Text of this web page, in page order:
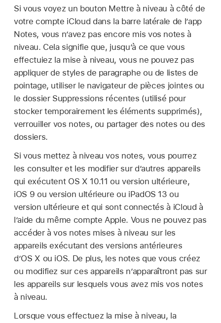
Si vous voyez un bouton Mettre à niveau à côté de
votre compte iCloud dans la barre latérale de l’app
Notes, vous n’avez pas encore mis vos notes à
niveau. Cela signifie que, jusqu’à ce que vous
effectuiez la mise à niveau, vous ne pouvez pas
appliquer de styles de paragraphe ou de listes de
pointage, utiliser le navigateur de pièces jointes ou
le dossier Suppressions récentes (utilisé pour
stocker temporairement les éléments supprimés),
verrouiller vos notes, ou partager des notes ou des
dossiers.
Si vous mettez à niveau vos notes, vous pourrez
les consulter et les modifier sur d’autres appareils
qui exécutent OS X 10.11 ou version ultérieure,
iOS 9 ou version ultérieure ou iPadOS 13 ou
version ultérieure et qui sont connectés à iCloud à
l’aide du même compte Apple. Vous ne pouvez pas
accéder à vos notes mises à niveau sur les
appareils exécutant des versions antérieures
d’OS X ou iOS. De plus, les notes que vous créez
ou modifiez sur ces appareils n’apparaîtront pas sur
les appareils sur lesquels vous avez mis vos notes
à niveau.
Lorsque vous effectuez la mise à niveau, la